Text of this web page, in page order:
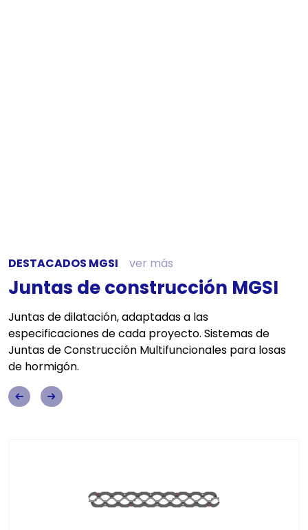
DESTACADOS MGSI ver más
Juntas de construcción MGSI
Juntas de dilatación, adaptadas a las
especificaciones de cada proyecto. Sistemas de
Juntas de Construcción Multifuncionales para losas
de hormigón.